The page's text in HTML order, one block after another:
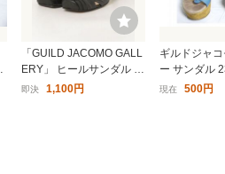
「GUILD JACOMO GALL
ERY」 ヒールサンダル 3
6.5 ブラック レディース
即決 1,100円
ギルドジャコ
ー サンダル
リア製 E903-
現在 500円